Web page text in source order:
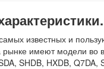
известных и
имеют модели во
SHDB, HXDB,